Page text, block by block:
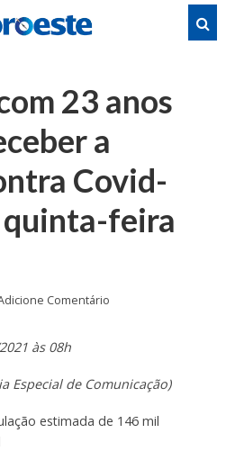
23 anos
a
Covid-
quinta-feira
Comentário
às 08h
Especial de Comunicação)
estimada de 146 mil